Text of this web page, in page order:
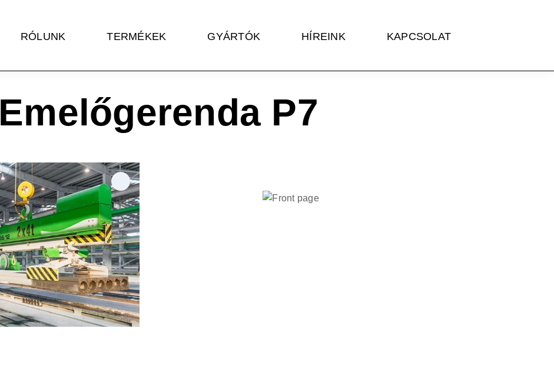
RÓLUNK TERMÉKEK GYÁRTÓK HÍREINK KAPCSOLAT
Emelőgerenda P7